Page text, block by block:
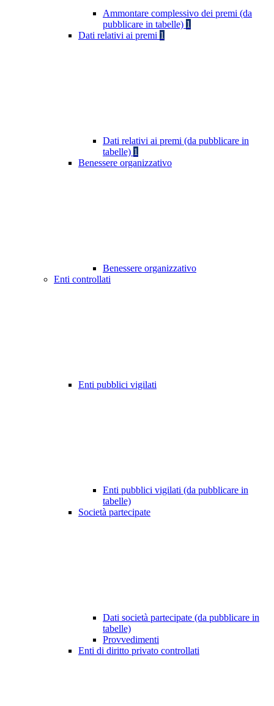
Ammontare complessivo dei premi (da
pubblicare in tabelle) 1
Dati relativi ai premi 1
Dati relativi ai premi (da pubblicare in
tabelle) 1
Benessere organizzativo
Benessere organizzativo
Enti controllati
Enti pubblici vigilati
Enti pubblici vigilati (da pubblicare in
tabelle)
Società partecipate
Dati società partecipate (da pubblicare in
tabelle)
Provvedimenti
Enti di diritto privato controllati